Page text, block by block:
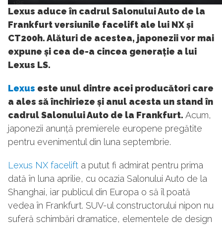
185
Lexus aduce în cadrul Salonului Auto de la
Frankfurt versiunile facelift ale lui NX și
CT200h. Alături de acestea, japonezii vor mai
expune și cea de-a cincea generație a lui
Lexus LS.
Lexus este unul dintre acei producători care
a ales să închirieze și anul acesta un stand în
cadrul Salonului Auto de la Frankfurt. Acum,
japonezii anunță premierele europene pregătite
pentru evenimentul din luna septembrie.
Lexus NX facelift a putut fi admirat pentru prima
dată în luna aprilie, cu ocazia Salonului Auto de la
Shanghai, iar publicul din Europa o să îl poată
vedea în Frankfurt. SUV-ul constructorului nipon nu
suferă schimbări dramatice, elementele de design